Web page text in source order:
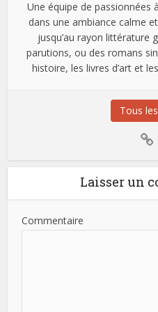
Une équipe de passionnées
dans une ambiance calme
jusqu’au rayon littérature
parutions, ou des romans
histoire, les livres d’art et
Tous
Laisser un
Commentaire